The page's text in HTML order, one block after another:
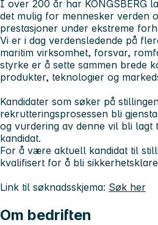
I over 200 år har KONGSBERG
det mulig for mennesker verden
prestasjoner under ekstreme
Vi er i dag verdensledende på
maritim virksomhet, forsvar,
styrke er å sette sammen brede
produkter, teknologier og
Kandidater som søker på
rekrutteringsprosessen bli
og vurdering av denne vil bli lagt
kandidat.
For å være aktuell kandidat til
kvalifisert for å bli
Link til søknadsskjema: Søk her
Om bedriften